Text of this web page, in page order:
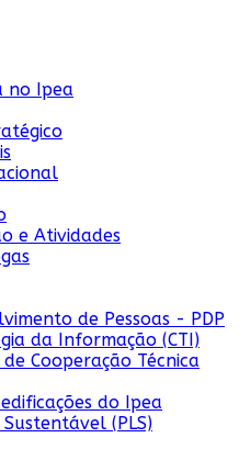
no Ipea
e Atividades
de Pessoas - PDP
da Informação (CTI)
Cooperação Técnica
do Ipea
(PLS)